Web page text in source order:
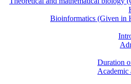
Bioinformatics (Given in
Duration
Academic